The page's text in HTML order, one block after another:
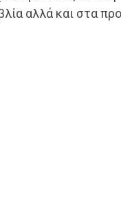
αλλά και στα